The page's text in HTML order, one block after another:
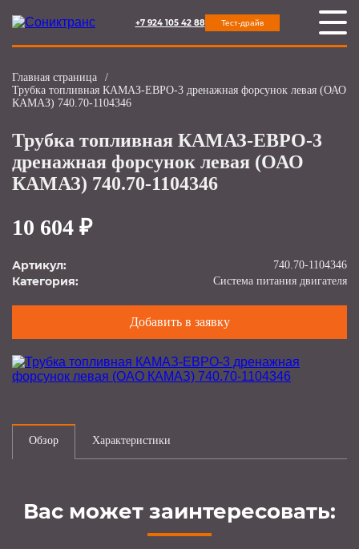
+7 924 105 42 88 Тест-драйв
Главная страница
/
Трубка топливная КАМАЗ-ЕВРО-3 дренажная форсунок левая (ОАО
КАМАЗ) 740.70-1104346
Трубка топливная КАМАЗ-ЕВРО-3
дренажная форсунок левая (ОАО
КАМАЗ) 740.70-1104346
10 604 ₽
Артикул: 740.70-1104346
Категория: Система питания двигателя
Добавить в заявку
Обзор Характеристики
Вас может заинтересовать: